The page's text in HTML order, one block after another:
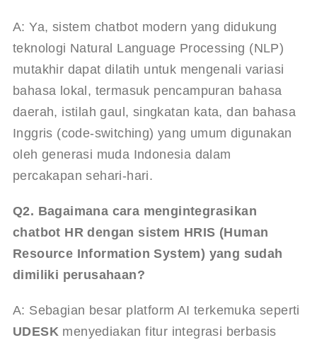
A: Ya, sistem chatbot modern yang didukung
teknologi Natural Language Processing (NLP)
mutakhir dapat dilatih untuk mengenali variasi
bahasa lokal, termasuk pencampuran bahasa
daerah, istilah gaul, singkatan kata, dan bahasa
Inggris (code-switching) yang umum digunakan
oleh generasi muda Indonesia dalam
percakapan sehari-hari.
Q2. Bagaimana cara mengintegrasikan
chatbot HR dengan sistem HRIS (Human
Resource Information System) yang sudah
dimiliki perusahaan?
A: Sebagian besar platform AI terkemuka seperti
UDESK menyediakan fitur integrasi berbasis